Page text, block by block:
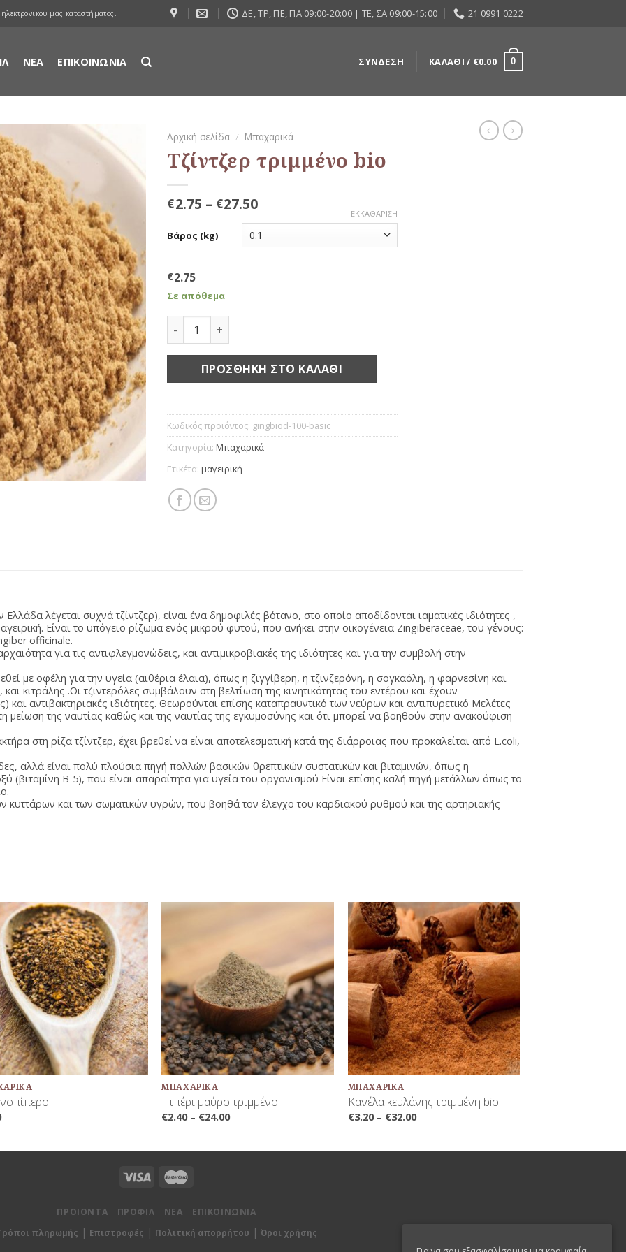
μας καταστήματος. ΔΕ, ΤΡ, ΠΕ, ΠΑ 09:00-20:00 | ΤΕ, ΣΑ 09:00-15:00 21 0991 0222
ΝΕΑ ΕΠΙΚΟΙΝΩΝΙΑ ΣΎΝΔΕΣΗ ΚΑΛΆΘΙ / €0.00 0
Προσθήκη
Αγαπημένων
Αρχική σελίδα / Μπαχαρικά
Τζίντζερ τριμμένο bio
€2.75 – €27.50
Βάρος (kg)
ΕΚΚΑΘΆΡΙΣΗ
€2.75
Σε απόθεμα
Τζίντζερ τριμμένο bio ποσότητα
ΠΡΟΣΘΉΚΗ ΣΤΟ ΚΑΛΆΘΙ
Κωδικός προϊόντος: gingbiod-100-basic
Κατηγορία: Μπαχαρικά
Ετικέτα: μαγειρική
λέγεται συχνά τζίντζερ), είναι ένα δημοφιλές βότανο, στο οποίο αποδίδονται ιαματικές ιδιότητες ,
Είναι το υπόγειο ρίζωμα ενός μικρού φυτού, που ανήκει στην οικογένεια Zingiberaceae, του γένους:
officinale.
για τις αντιφλεγμονώδεις, και αντιμικροβιακές της ιδιότητες και για την συμβολή στην
με οφέλη για την υγεία (αιθέρια έλαια), όπως η ζιγγίβερη, η τζινζερόνη, η σογκαόλη, η φαρνεσίνη και
κιτράλης .Οι τζιντερόλες συμβάλουν στη βελτίωση της κινητικότητας του εντέρου και έχουν
και αντιβακτηριακές ιδιότητες. Θεωρούνται επίσης καταπραϋντικό των νεύρων και αντιπυρετικό Μελέτες
μείωση της ναυτίας καθώς και της ναυτίας της εγκυμοσύνης και ότι μπορεί να βοηθούν στην ανακούφιση
στη ρίζα τζίντζερ, έχει βρεθεί να είναι αποτελεσματική κατά της διάρροιας που προκαλείται από E.coli,
αλλά είναι πολύ πλούσια πηγή πολλών βασικών θρεπτικών συστατικών και βιταμινών, όπως η
(βιταμίνη B-5), που είναι απαραίτητα για υγεία του οργανισμού Είναι επίσης καλή πηγή μετάλλων όπως το
κυττάρων και των σωματικών υγρών, που βοηθά τον έλεγχο του καρδιακού ρυθμού και της αρτηριακής
Προσθήκη
στη Λίστα
Αγαπημένων
Αγαπημένων
+
ΜΠΑΧΑΡΙΚΆ
Πιπέρι μαύρο τριμμένο
€2.40– €24.00
Προσθήκη
στη Λίστα
Αγαπημένων
+
ΜΠΑΧΑΡΙΚΆ
Κανέλα κευλάνης τριμμένη bio
€3.20– €32.00
ΠΡΟΙΟΝΤΑ ΠΡΟΦΙΛ ΝΕΑ ΕΠΙΚΟΙΝΩΝΙΑ
πληρωμής | Επιστροφές | Πολιτική απορρήτου | Όροι χρήσης